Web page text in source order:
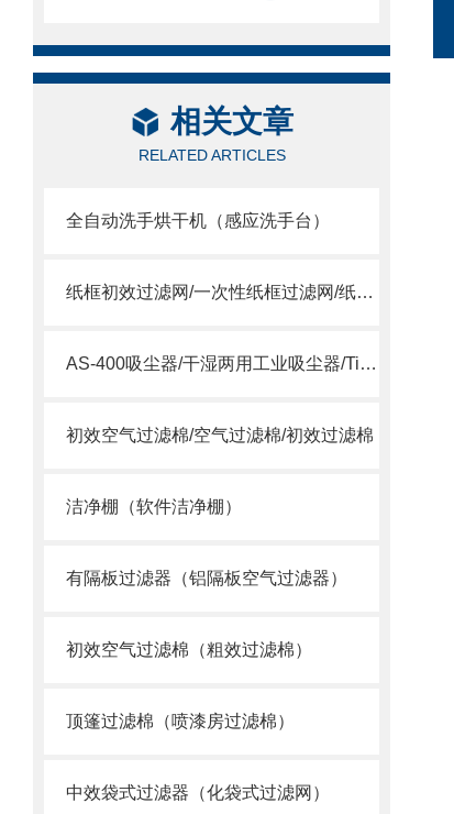
相关文章
RELATED ARTICLES
全自动洗手烘干机（感应洗手台）
纸框初效过滤网/一次性纸框过滤网/纸框过滤网
AS-400吸尘器/干湿两用工业吸尘器/Tiger Vac AS-400
初效空气过滤棉/空气过滤棉/初效过滤棉
洁净棚（软件洁净棚）
有隔板过滤器（铝隔板空气过滤器）
初效空气过滤棉（粗效过滤棉）
顶篷过滤棉（喷漆房过滤棉）
中效袋式过滤器（化袋式过滤网）